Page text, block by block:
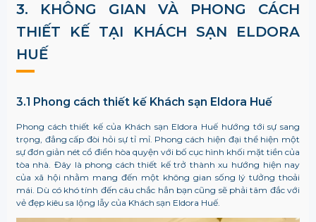
3. KHÔNG GIAN VÀ PHONG CÁCH
THIẾT KẾ TẠI KHÁCH SẠN ELDORA
HUẾ
3.1 Phong cách thiết kế Khách sạn Eldora Huế
Phong cách thiết kế của Khách sạn Eldora Huế hướng tới sự sang
trọng, đẳng cấp đòi hỏi sự tỉ mỉ. Phong cách hiện đại thể hiện một
sự đơn giản nét cổ điển hòa quyện với bố cục hình khối mặt tiền của
tòa nhà. Đây là phong cách thiết kế trở thành xu hướng hiện nay
của xã hội nhằm mang đến một không gian sống lý tưởng thoải
mái. Dù có khó tính đến câu chắc hẳn bạn cũng sẽ phải tâm đắc với
vẻ đẹp kiêu sa lộng lẫy của Khách sạn Eldora Huế.